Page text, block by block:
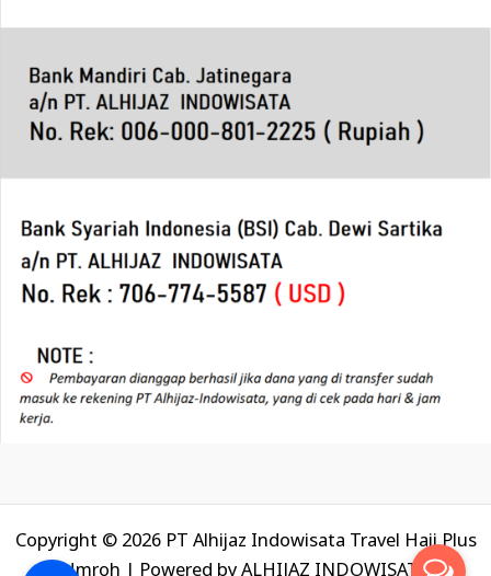
Copyright © 2026 PT Alhijaz Indowisata Travel Haji Plus
Umroh | Powered byALHIJAZ INDOWISATA